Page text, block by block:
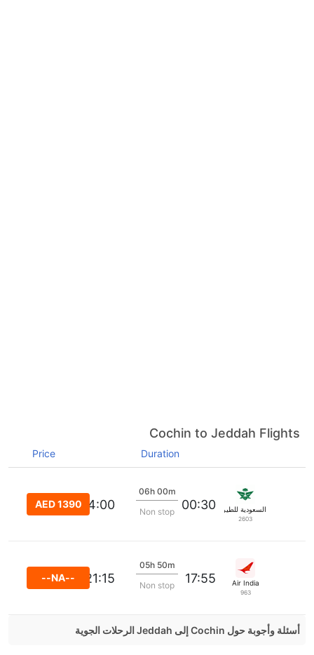
Cochin to Jeddah Flights
Duration
Price
السعودية للطيران
2603
00:30
06h 00m
Non stop
04:00
AED 1390
Air India
963
17:55
05h 50m
Non stop
21:15
--NA--
أسئلة وأجوبة حول Cochin إلى Jeddah الرحلات الجوية